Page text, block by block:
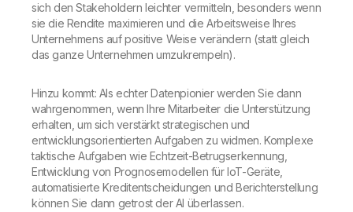
sich den Stakeholdern leichter vermitteln, besonders wenn
sie die Rendite maximieren und die Arbeitsweise Ihres
Unternehmens auf positive Weise verändern (statt gleich
das ganze Unternehmen umzukrempeln).
Hinzu kommt: Als echter Datenpionier werden Sie dann
wahrgenommen, wenn Ihre Mitarbeiter die Unterstützung
erhalten, um sich verstärkt strategischen und
entwicklungsorientierten Aufgaben zu widmen. Komplexe
taktische Aufgaben wie Echtzeit-Betrugserkennung,
Entwicklung von Prognosemodellen für IoT-Geräte,
automatisierte Kreditentscheidungen und Berichterstellung
können Sie dann getrost der AI überlassen.